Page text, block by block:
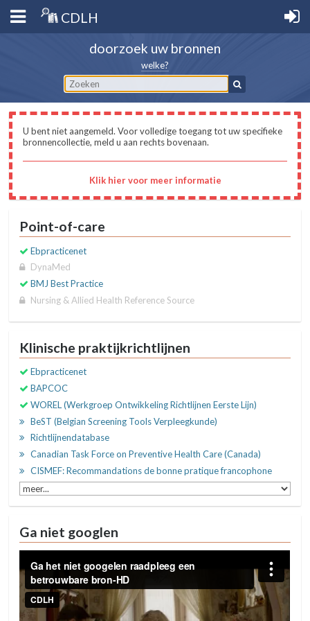
CDLH
doorzoek uw bronnen
welke?
U bent niet aangemeld. Voor volledige toegang tot uw specifieke
bronnencollectie, meld u aan rechts bovenaan.
Klik hier voor meer informatie
Point-of-care
Ebpracticenet
DynaMed
BMJ Best Practice
Nursing & Allied Health Reference Source
Klinische praktijkrichtlijnen
Ebpracticenet
BAPCOC
WOREL (Werkgroep Ontwikkeling Richtlijnen Eerste Lijn)
BeST (Belgian Screening Tools Verpleegkunde)
Richtlijnendatabase
Canadian Task Force on Preventive Health Care (Canada)
CISMEF: Recommandations de bonne pratique francophone
Ga niet googlen